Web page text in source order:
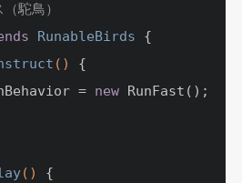
駝鳥）
RunableBirds
{
()
{
= new RunFast();
()
{